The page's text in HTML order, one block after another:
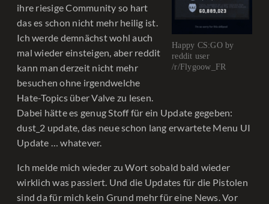
Happy CS:GO by
reddit user
/r/Flygoow_FR
ihre riesige Community so hart
das es schon nicht mehr heilig ist.
Ich werde demnächst wohl auch
mal wieder einsteigen, aber reddit
kann man derzeit nicht mehr
besuchen ohne irgendwelche
Hate-Topics über Valve zu lesen.
Dabei hätte es genug Stoff für ein Update gegeben:
dust_2 update, das neue schon lang erwartete Menu UI
Update … whatever.
Ich melde mich wieder zu Wort sobald bald wieder
wirklich was passiert. Und die Updates für die Pistolen
sind da für mich kein Grund mehr für eine News. Vor